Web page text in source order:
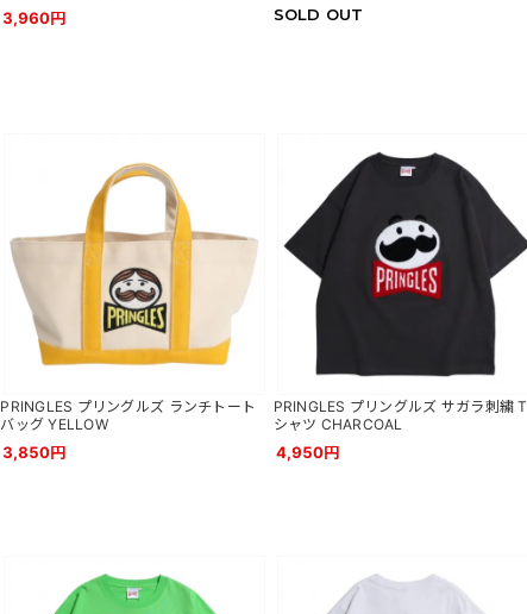
3,960円 SOLD OUT
PRINGLES プリングルズ ランチトート
バッグ YELLOW
3,850円
PRINGLES プリングルズ サガラ刺繍 T
シャツ CHARCOAL
4,950円